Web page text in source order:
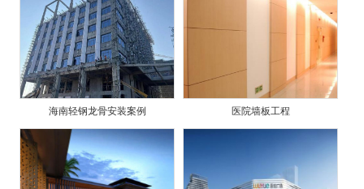
海南轻钢龙骨安装案例 医院墙板工程